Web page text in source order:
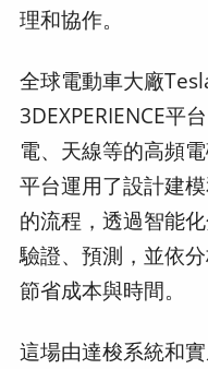
理和協作。
全球電動車大廠
3DEXPERIENCE平
電、天線等的高頻
平台運用了設計建
的流程，透過智能
驗證、預測，並依
節省成本與時間。
這場由達梭系統和